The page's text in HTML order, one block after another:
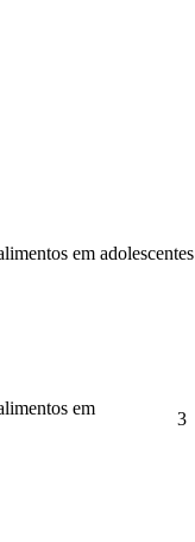
em adolescentes
em
3